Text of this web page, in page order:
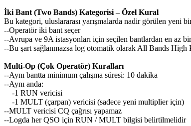
İki Bant (Two Bands) Kategorisi – Özel Kural
Bu kategori, uluslararası yarışmalarda nadir görülen yeni
--Operatör iki bant seçer
--Avrupa ve 9A istasyonları için seçilen bantlardan en az
--Bu şart sağlanmazsa log otomatik olarak All Bands High
Multi-Op (Çok Operatör) Kuralları
--Aynı bantta minimum çalışma süresi: 10 dakika
--Aynı anda:
-1 RUN vericisi
-1 MULT (çarpan) vericisi (sadece yeni multiplier için)
--MULT vericisi CQ çağrısı yapamaz
--Logda her QSO için RUN / MULT bilgisi belirtilmelidir